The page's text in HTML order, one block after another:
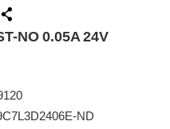
NO 0.05A 24V
ND